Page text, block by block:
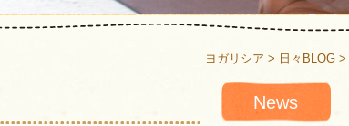
ヨガリシア > 日々BLOG >
News